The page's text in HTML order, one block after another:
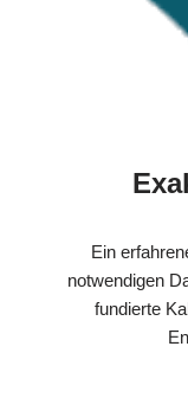
Ein
notwendigen
fundierte